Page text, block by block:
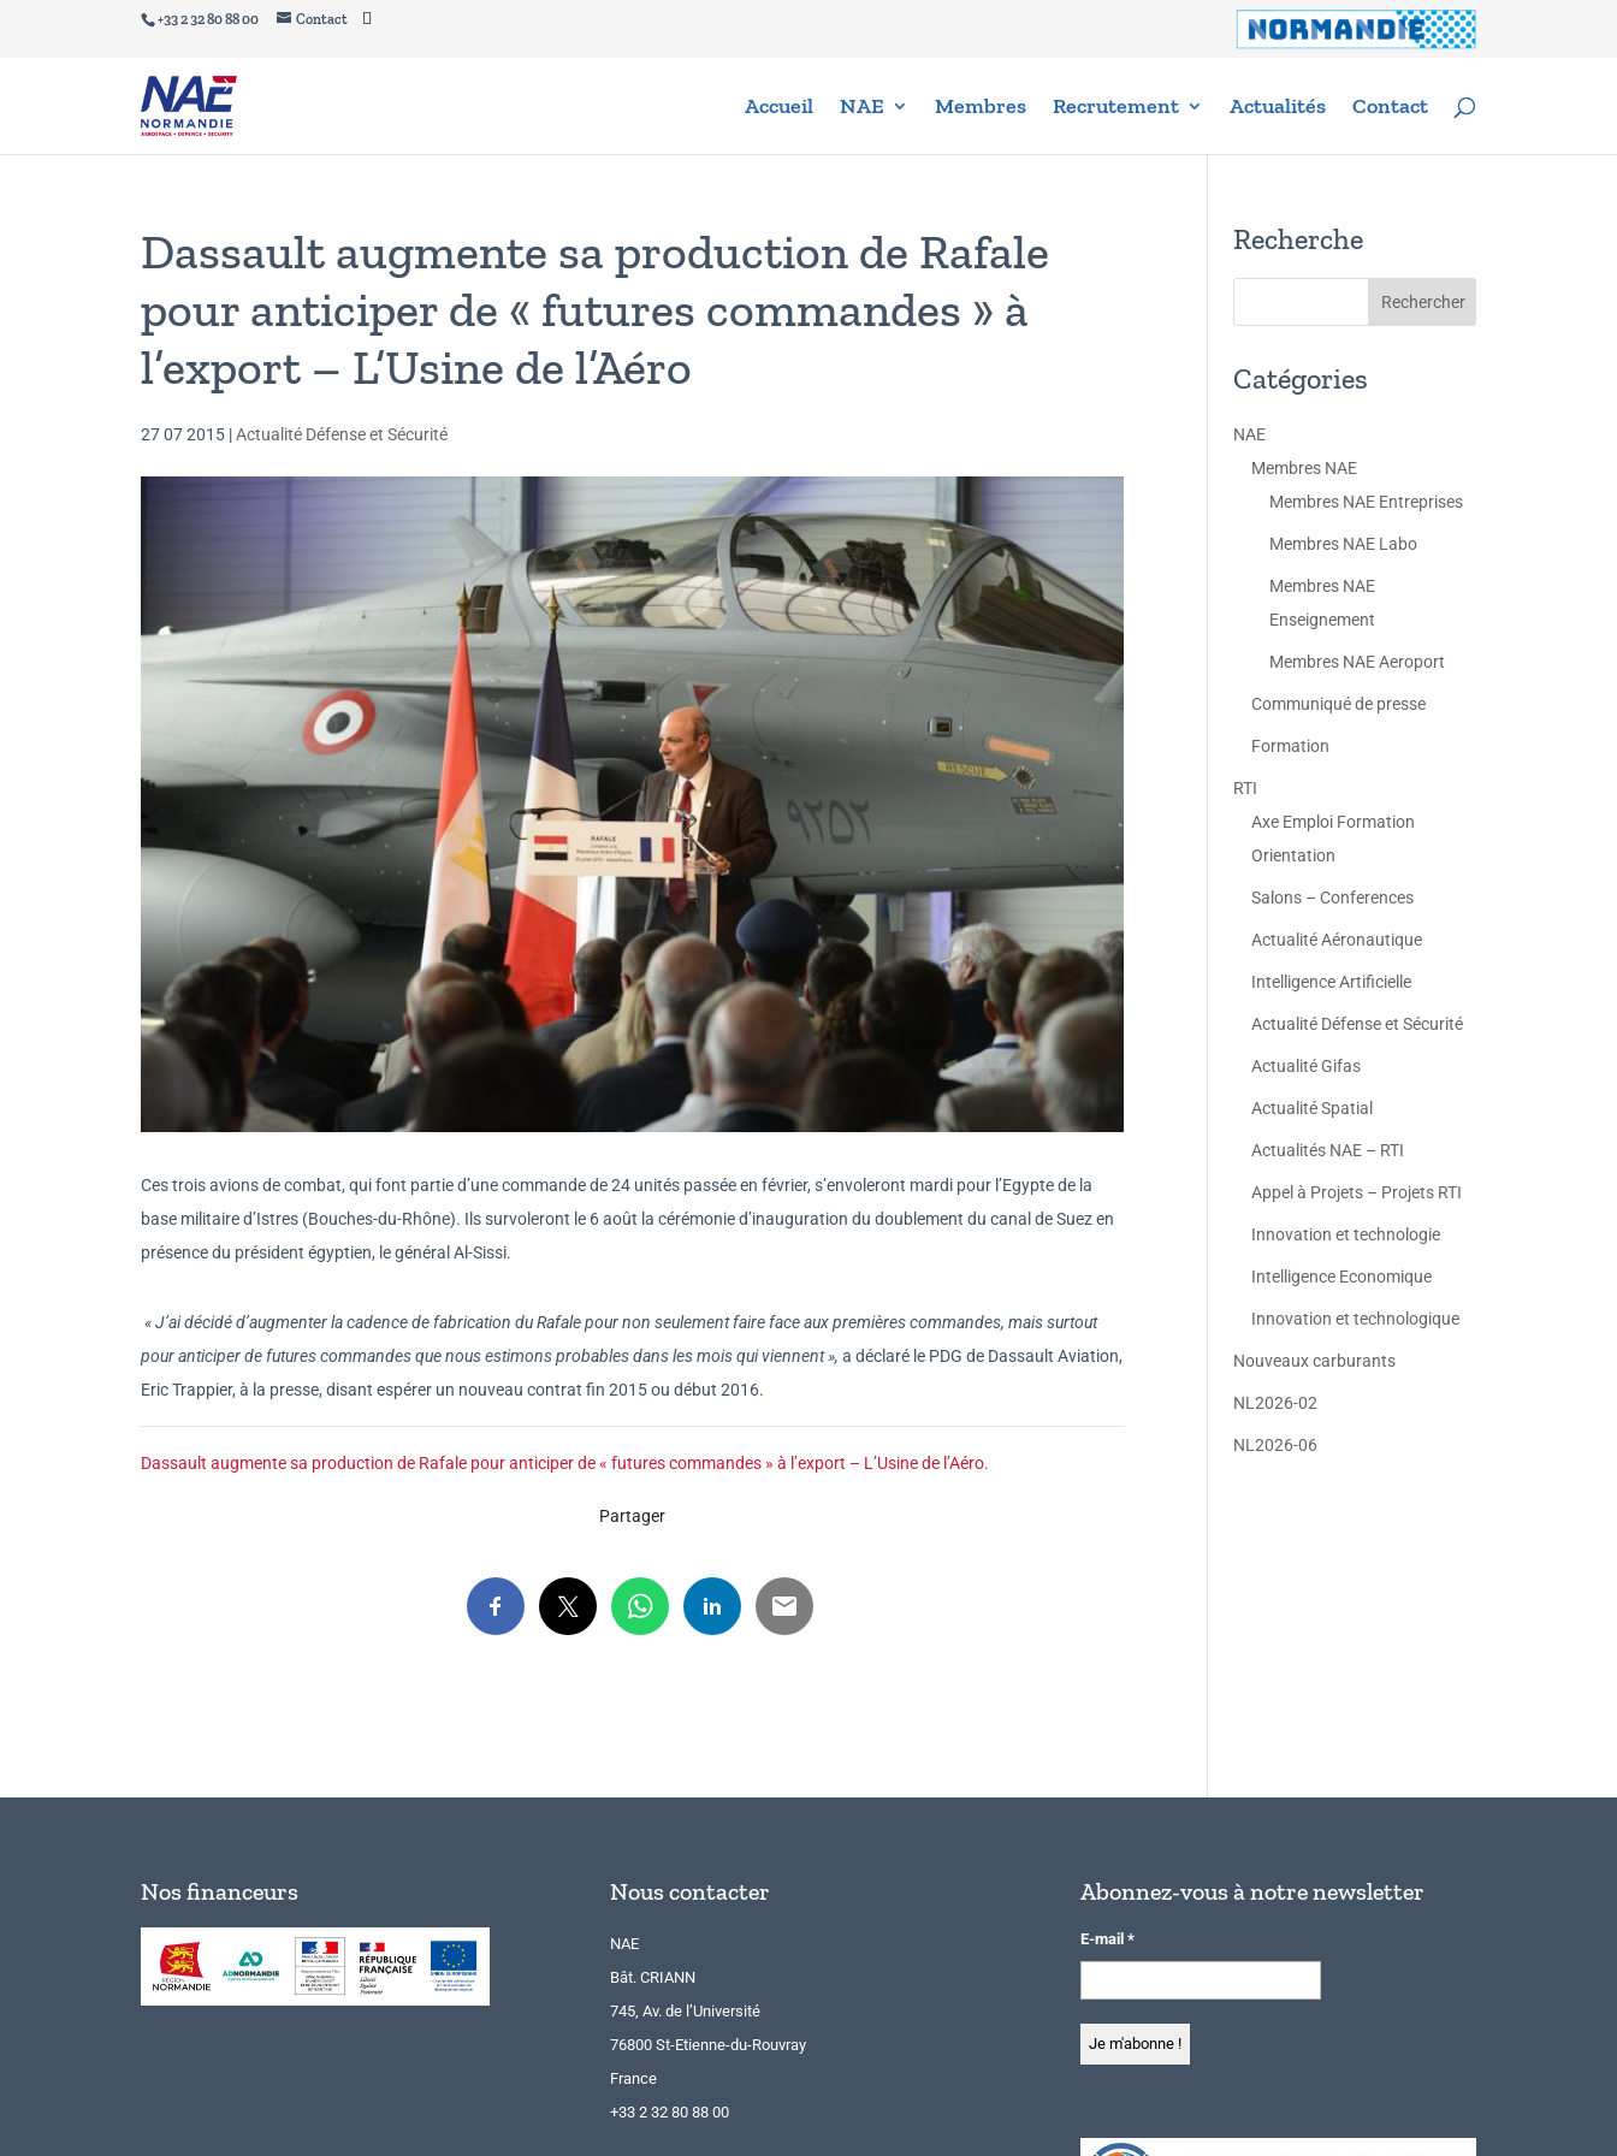
+33 2 32 80 88 00 Contact
Accueil NAE Membres Recrutement Actualités Contact
Dassault augmente sa production de Rafale
pour anticiper de « futures commandes » à
l’export – L’Usine de l’Aéro
27 07 2015 |Actualité Défense et Sécurité
Ces trois avions de combat, qui font partie d’une commande de 24 unités passée en février, s’envoleront mardi pour l’Egypte de la
base militaire d’Istres (Bouches-du-Rhône). Ils survoleront le 6 août la cérémonie d’inauguration du doublement du canal de Suez en
présence du président égyptien, le général Al-Sissi.
« J’ai décidé d’augmenter la cadence de fabrication du Rafale pour non seulement faire face aux premières commandes, mais surtout
pour anticiper de futures commandes que nous estimons probables dans les mois qui viennent », a déclaré le PDG de Dassault Aviation,
Eric Trappier, à la presse, disant espérer un nouveau contrat fin 2015 ou début 2016.
Dassault augmente sa production de Rafale pour anticiper de « futures commandes » à l’export – L’Usine de l’Aéro.
Partager
Recherche
Catégories
NAE
Membres NAE
Membres NAE Entreprises
Membres NAE Labo
Membres NAE
Enseignement
Membres NAE Aeroport
Communiqué de presse
Formation
RTI
Axe Emploi Formation
Orientation
Salons – Conferences
Actualité Aéronautique
Intelligence Artificielle
Actualité Défense et Sécurité
Actualité Gifas
Actualité Spatial
Actualités NAE – RTI
Appel à Projets – Projets RTI
Innovation et technologie
Intelligence Economique
Innovation et technologique
Nouveaux carburants
NL2026-02
NL2026-06
Nos financeurs Nous contacter
NAE
Bât. CRIANN
745, Av. de l’Université
76800 St-Etienne-du-Rouvray
France
+33 2 32 80 88 00
Abonnez-vous à notre newsletter
E-mail *